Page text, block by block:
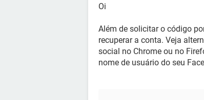
Oi
Além de solicitar o código
recuperar a conta. Veja
social no Chrome ou no
nome de usuário do seu